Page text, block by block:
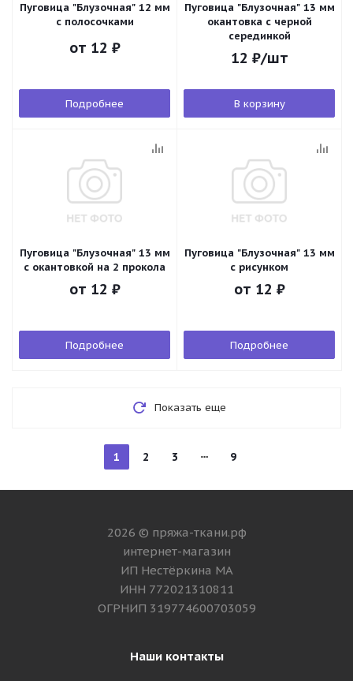
Пуговица "Блузочная" 12 мм
с полосочками
от 12 ₽
Подробнее
Пуговица "Блузочная" 13 мм
окантовка с черной
серединкой
12 ₽/шт
В корзину
Пуговица "Блузочная" 13 мм
с окантовкой на 2 прокола
от 12 ₽
Подробнее
Пуговица "Блузочная" 13 мм
с рисунком
от 12 ₽
Подробнее
Показать еще
1 2 3 9
2026 © пряжа-ткани.рф
интернет-магазин
ИП Нестёркина МА
ИНН 772021310811
ОГРНИП 319774600703059
Наши контакты